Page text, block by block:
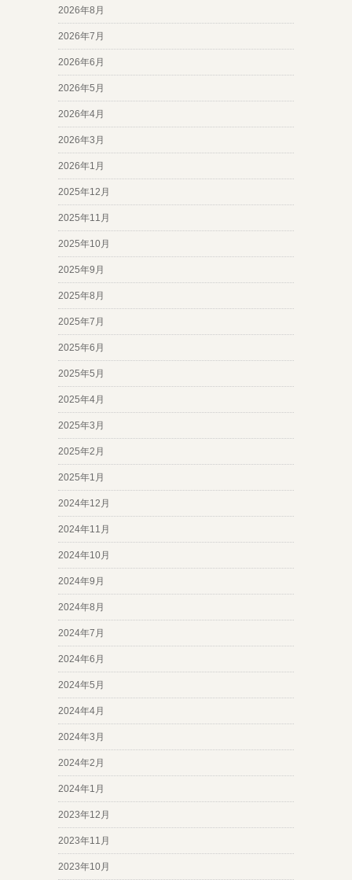
2026年8月
2026年7月
2026年6月
2026年5月
2026年4月
2026年3月
2026年1月
2025年12月
2025年11月
2025年10月
2025年9月
2025年8月
2025年7月
2025年6月
2025年5月
2025年4月
2025年3月
2025年2月
2025年1月
2024年12月
2024年11月
2024年10月
2024年9月
2024年8月
2024年7月
2024年6月
2024年5月
2024年4月
2024年3月
2024年2月
2024年1月
2023年12月
2023年11月
2023年10月